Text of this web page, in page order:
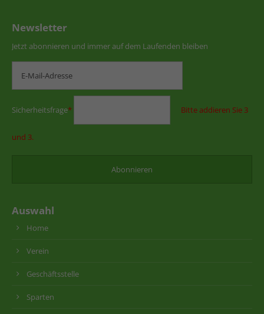
Newsletter
Jetzt abonnieren und immer auf dem Laufenden bleiben
Sicherheitsfrage* Bitte addieren Sie 3
und 3.
Auswahl
Home
Verein
Geschäftsstelle
Sparten